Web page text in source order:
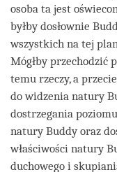
osoba ta jest
byłby dosłownie
wszystkich na tej
Mógłby przechodzić
temu rzeczy, a
do widzenia natury
dostrzegania
natury Buddy oraz
właściwości natury
duchowego i